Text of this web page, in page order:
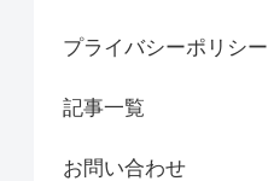
プライバシーポリシー
記事一覧
お問い合わせ